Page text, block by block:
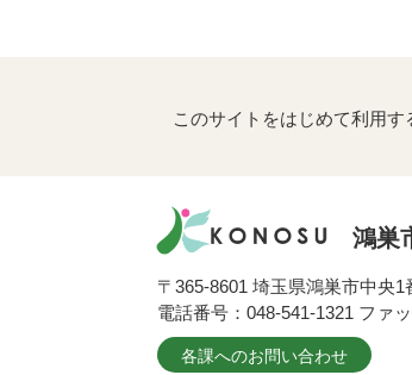
このサイトをはじめて利用す
鴻巣
〒365-8601 埼玉県鴻巣市中央1
電話番号：048-541-1321 ファ
各課へのお問い合わせ